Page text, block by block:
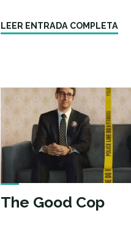
LEER ENTRADA COMPLETA"The
The Good Cop